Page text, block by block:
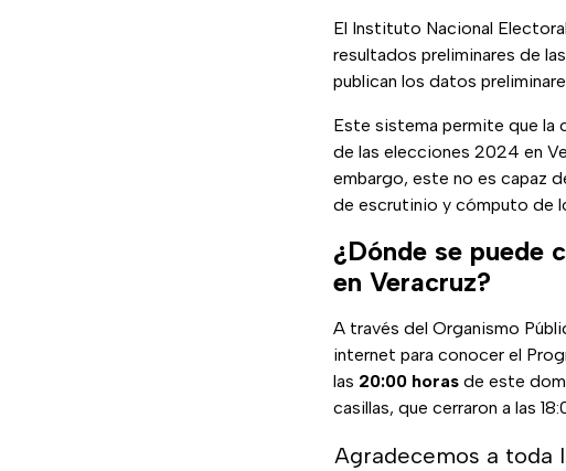
El Instituto Nacional
resultados preliminares de
publican los datos
Este sistema permite que la
de las elecciones 2024 en
embargo, este no es capaz
de escrutinio y cómputo de
¿Dónde se puede
en Veracruz?
A través del Organismo
internet para conocer el
las 20:00 horas de este
casillas, que cerraron a las
Agradecemos a toda